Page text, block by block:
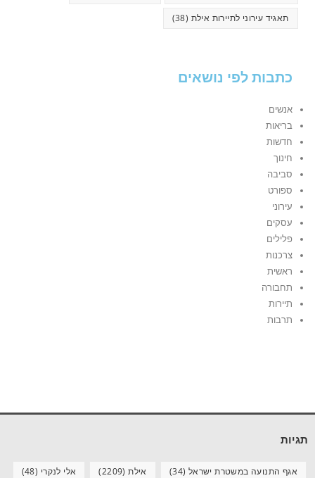
תאגיד עירוני לתיירות אילת (38)
כתבות לפי נושאים
אנשים
בריאות
חדשות
חינוך
סביבה
ספורט
עירוני
עסקים
פלילים
צרכנות
ראשית
תחבורה
תיירות
תרבות
תגיות
אגף התנועה במשטרת ישראל (34) אילת(2209) אלי לנקרי (48)